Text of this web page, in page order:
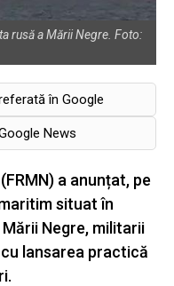
rusă a Mării Negre. Foto:
în Google
News
a anunțat, pe
situat în
Negre, militarii
lansarea practică